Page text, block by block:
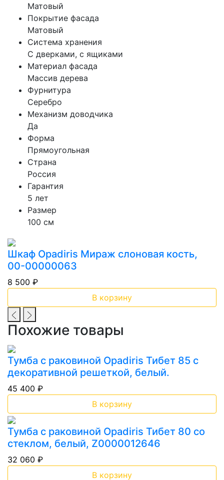
Матовый
Покрытие фасада
Матовый
Система хранения
С дверками, с ящиками
Материал фасада
Массив дерева
Фурнитура
Серебро
Механизм доводчика
Да
Форма
Прямоугольная
Страна
Россия
Гарантия
5 лет
Размер
100 см
Шкаф Opadiris Мираж слоновая кость,
00-00000063
8 500 ₽
В корзину
Похожие товары
Тумба с раковиной Opadiris Тибет 85 с
декоративной решеткой, белый.
45 400 ₽
В корзину
Тумба с раковиной Opadiris Тибет 80 со
стеклом, белый, Z0000012646
32 060 ₽
В корзину